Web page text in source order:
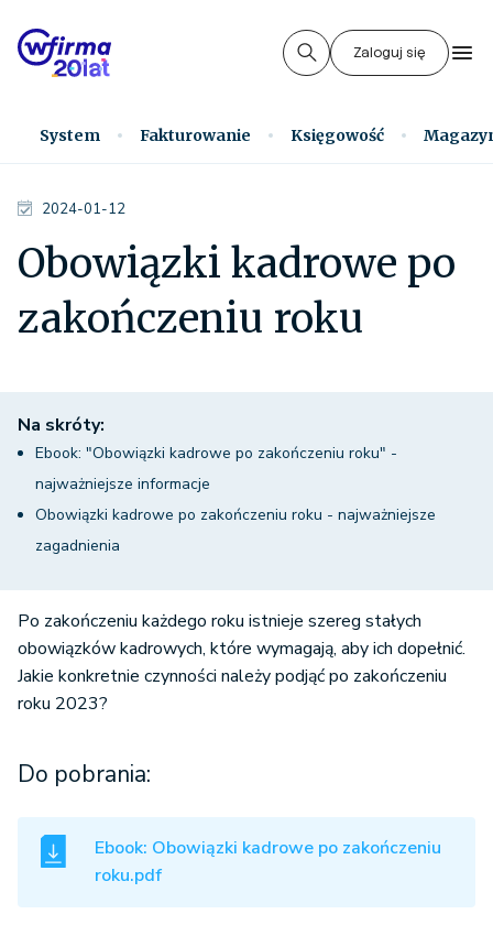
Zaloguj się
System Fakturowanie Księgowość
2024-01-12
Obowiązki kadrowe po
zakończeniu roku
Na skróty:
Ebook: "Obowiązki kadrowe po zakończeniu roku" -
najważniejsze informacje
Obowiązki kadrowe po zakończeniu roku - najważniejsze
zagadnienia
Po zakończeniu każdego roku istnieje szereg stałych
obowiązków kadrowych, które wymagają, aby ich dopełnić.
Jakie konkretnie czynności należy podjąć po zakończeniu
roku 2023?
Do pobrania:
Ebook: Obowiązki kadrowe po zakończeniu
roku.pdf